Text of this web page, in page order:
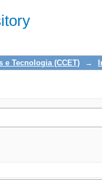
e Tecnologia (CCET) →